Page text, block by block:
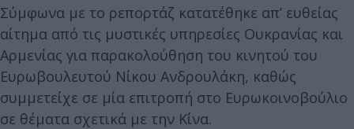
Σύμφωνα με το ρεπορτάζ κατατέθηκε απ’ ευθείας
αίτημα από τις μυστικές υπηρεσίες Ουκρανίας και
Αρμενίας για παρακολούθηση του κινητού του
Ευρωβουλευτού Νίκου Ανδρουλάκη, καθώς
συμμετείχε σε μία επιτροπή στο Ευρωκοινοβούλιο
σε θέματα σχετικά με την Κίνα.